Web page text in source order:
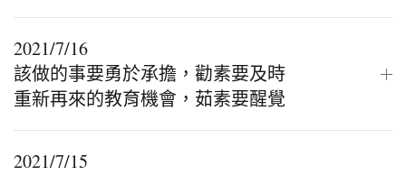
2021/7/16
該做的事要勇於承擔，勸素要及時
重新再來的教育機會，茹素要醒覺
2021/7/15